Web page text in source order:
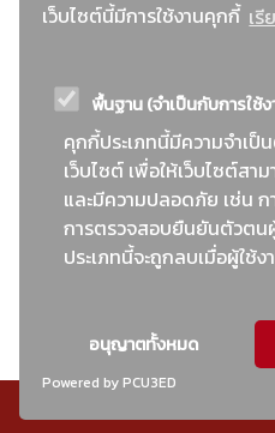
เว็บไซต์นี้มีการใช้งานคุกกี้ เรี
พื้นฐาน (จำเป็นกับการใช้ง
คุกกี้ประเภทนี้มีความจำเป็
เว็บไซต์ เพื่อให้เว็บไซต์สา
และมีความปลอดภัย เช่น ก
การตรวจสอบยืนยันตัวตน
ประเภทนี้จะถูกลบเมื่อผู้ใช้
อนุญาตทั้งหมด
Powered by PCU3ED
: วิธีเฉพาะเจาะจง
ข่าวสาร/ประกาศ
: เอกสารส่งเสริมความโปร่งใสในการจั
ข่าวสารจัดซื้อจัดจ้าง
: แผนการจัดซื้อจัดจ้าง